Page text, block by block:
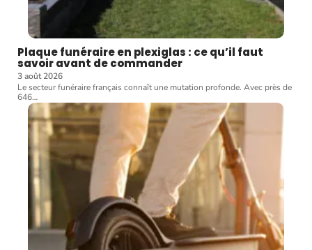
Plaque funéraire en plexiglas : ce qu’il faut
savoir avant de commander
3 août 2026
Le secteur funéraire français connaît une mutation profonde. Avec près de
646…